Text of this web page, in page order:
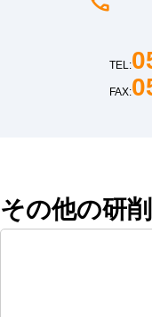
TEL:
FAX:
その他の研